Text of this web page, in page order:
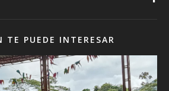
TE PUEDE INTERESAR